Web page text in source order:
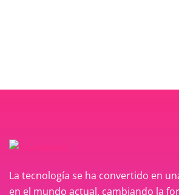
La tecnología se ha convertido en
en el mundo actual, cambiando la